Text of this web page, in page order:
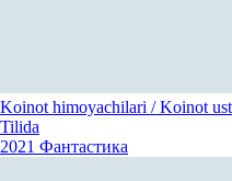
Koinot himoyachilari / Koinot
Tilida
2021 Фантастика